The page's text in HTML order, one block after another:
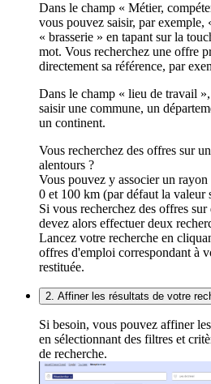
Dans le champ « Métier,
vous pouvez saisir, par exemple,
« brasserie » en tapant sur la
mot. Vous recherchez une offre
directement sa référence, par
Dans le champ « lieu de travail
saisir une commune, un
un continent.
Vous recherchez des offres sur
alentours ?
Vous pouvez y associer un
0 et 100 km (par défaut la valeur
Si vous recherchez des offres
devez alors effectuer deux
Lancez votre recherche en
offres d'emploi correspondant à
restituée.
2. Affiner les résultats de votre
Si besoin, vous pouvez affiner
en sélectionnant des filtres et
de recherche.